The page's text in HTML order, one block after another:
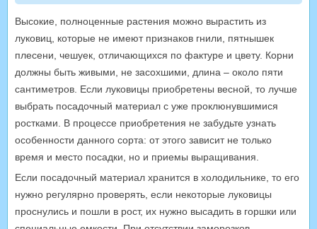
Высокие, полноценные растения можно вырастить из
луковиц, которые не имеют признаков гнили, пятнышек
плесени, чешуек, отличающихся по фактуре и цвету. Корни
должны быть живыми, не засохшими, длина – около пяти
сантиметров. Если луковицы приобретены весной, то лучше
выбрать посадочный материал с уже проклюнувшимися
ростками. В процессе приобретения не забудьте узнать
особенности данного сорта: от этого зависит не только
время и место посадки, но и приемы выращивания.
Если посадочный материал хранится в холодильнике, то его
нужно регулярно проверять, если некоторые луковицы
проснулись и пошли в рост, их нужно высадить в горшки или